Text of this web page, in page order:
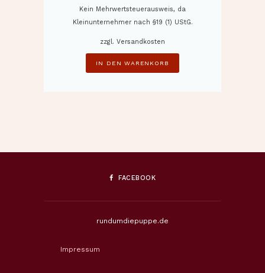
Kein Mehrwertsteuerausweis, da
Kleinunternehmer nach §19 (1) UStG.
zzgl. Versandkosten
IN DEN WARENKORB
FACEBOOK
rundumdiepuppe.de
Impressum